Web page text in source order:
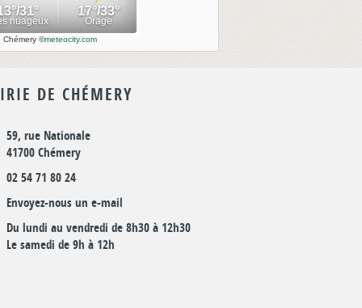
Chémery ©meteocity.com
DE CHÉMERY
59, rue Nationale
41700 Chémery
02 54 71 80 24
Envoyez-nous un e-mail
Du lundi au vendredi de 8h30 à 12h30
Le samedi de 9h à 12h